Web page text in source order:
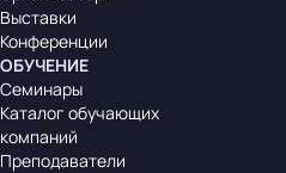
Выставки
Конференции
ОБУЧЕНИЕ
Семинары
Каталог обучающих
компаний
Преподаватели